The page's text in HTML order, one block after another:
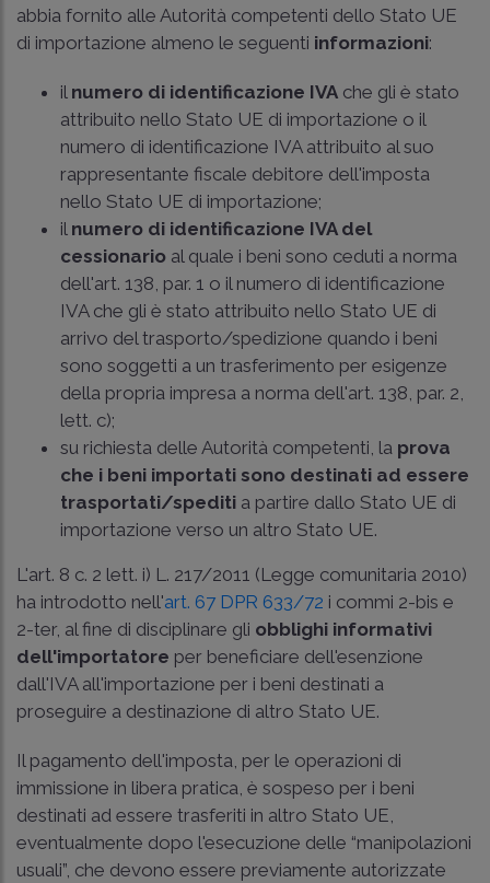
abbia fornito alle Autorità competenti dello Stato UE
di importazione almeno le seguenti informazioni:
il numero di identificazione IVA che gli è stato
attribuito nello Stato UE di importazione o il
numero di identificazione IVA attribuito al suo
rappresentante fiscale debitore dell'imposta
nello Stato UE di importazione;
il numero di identificazione IVA del
cessionario al quale i beni sono ceduti a norma
dell'art. 138, par. 1 o il numero di identificazione
IVA che gli è stato attribuito nello Stato UE di
arrivo del trasporto/spedizione quando i beni
sono soggetti a un trasferimento per esigenze
della propria impresa a norma dell'art. 138, par. 2,
lett. c);
su richiesta delle Autorità competenti, la prova
che i beni importati sono destinati ad essere
trasportati/spediti a partire dallo Stato UE di
importazione verso un altro Stato UE.
L'art. 8 c. 2 lett. i) L. 217/2011 (Legge comunitaria 2010)
ha introdotto nell'art. 67 DPR 633/72 i commi 2-bis e
2-ter, al fine di disciplinare gli obblighi informativi
dell'importatore per beneficiare dell'esenzione
dall'IVA all'importazione per i beni destinati a
proseguire a destinazione di altro Stato UE.
Il pagamento dell'imposta, per le operazioni di
immissione in libera pratica, è sospeso per i beni
destinati ad essere trasferiti in altro Stato UE,
eventualmente dopo l'esecuzione delle “manipolazioni
usuali”, che devono essere previamente autorizzate